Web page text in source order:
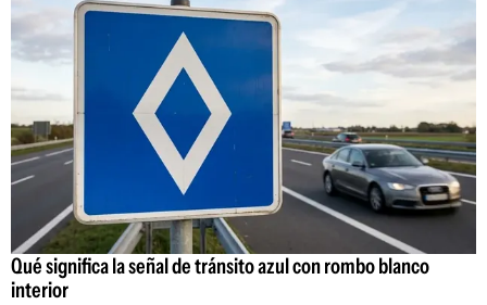
Qué significa la señal de tránsito azul con rombo blanco
interior